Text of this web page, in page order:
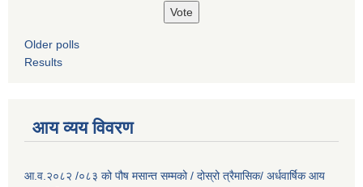
Older polls
Results
आय व्यय विवरण
आ.व.२०८२ /०८३ को पौष मसान्त सम्मको / दोस्रो त्रैमासिक/ अर्धवार्षिक आय